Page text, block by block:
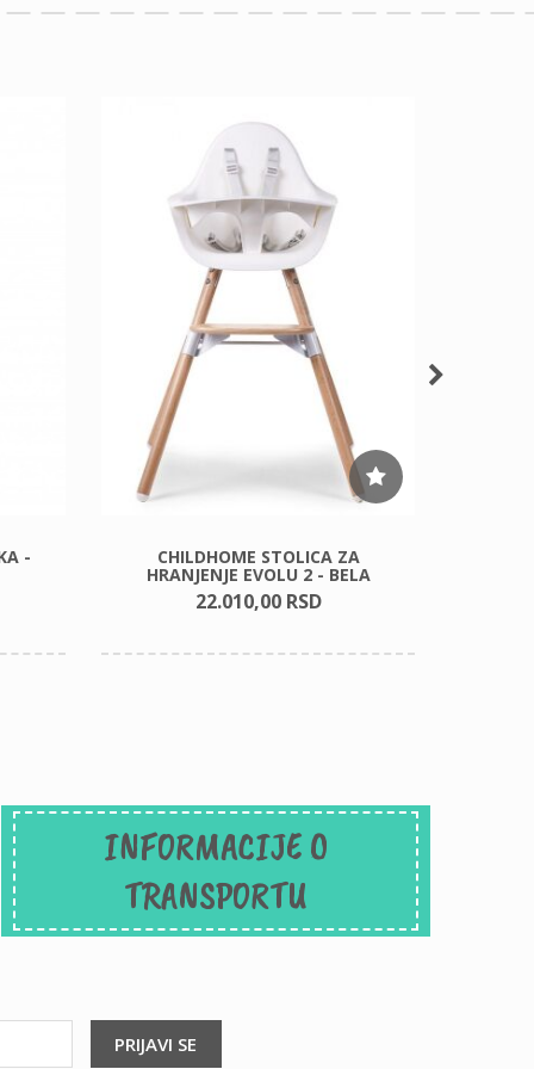
- CHILDHOME STOLICA ZA
HRANJENJE EVOLU 2 - BELA
22.010,00 RSD
INFORMACIJE O
TRANSPORTU
PRIJAVI SE